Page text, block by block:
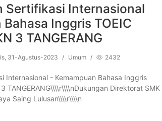
Sertifikasi Internasional
Inggris TOEIC
3 TANGERANG
31-Agustus-2023 / Umum / 2432
Internasional - Kemampuan Bahasa Inggris
TANGERANG\\\\r\\\\nDukungan Direktorat SMK
Saing Lulusan\\\\r\\\\n